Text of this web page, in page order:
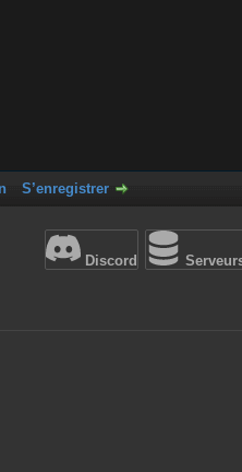
S’enregistrer
Discord